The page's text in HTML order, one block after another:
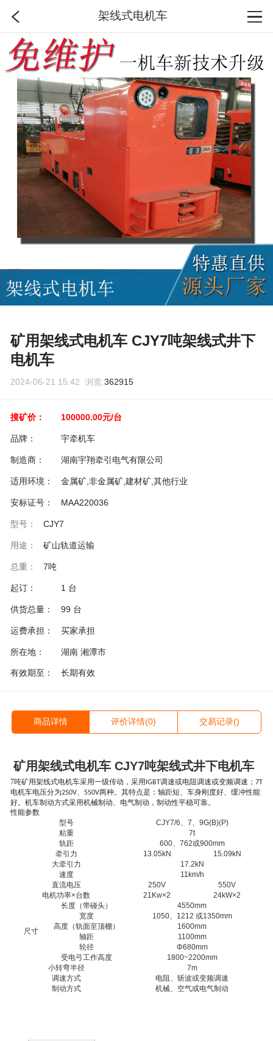
架线式电机车
分类
搜索
登录
矿用架线式电机车 CJY7吨架线式井下
电机车
2024-06-21 15:42 浏览:362915
搜矿价： 100000.00元/台
品牌： 宇牵机车
制造商： 湖南宇翔牵引电气有限公司
适用环境： 金属矿,非金属矿,建材矿,其他行业
安标证号： MAA220036
型号： CJY7
用途： 矿山轨道运输
总重： 7吨
起订： 1 台
供货总量： 99 台
运费承担： 买家承担
所在地： 湖南 湘潭市
有效期至： 长期有效
商品详情 评价详情(0) 交易记录()
矿用架线式电机车 CJY7吨架线式井下电机车
7吨矿用架线式电机车采用一级传动，采用 IGBT调速或电阻调速或变频调速； 7T
电机车电压分为250V、 550V两种。其特点是：轴距短、车身刚度好、缓冲性能
好。机车制动方式采用机械制动、电气制动，制动性平稳可靠。
性能参数
型号
CJY7/6、7、9G(B)(P)
粘重
7t
轨距
600、762或900mm
牵引力
13.05kN
15.09kN
大牵引力
17.2kN
速度
11km/h
直流电压
250V
550V
电机功率×台数
21Kw×2 24kW×2
尺寸
长度（带碰头） 4550mm
宽度
1050、1212 或1350mm
高度（轨面至顶棚）
1600mm
轴距
1100mm
轮径
Φ680mm
受电弓工作高度
1800~2200mm
小转弯半径
7m
调速方式
电阻、斩波或变频调速
制动方式
机械、空气或电气制动